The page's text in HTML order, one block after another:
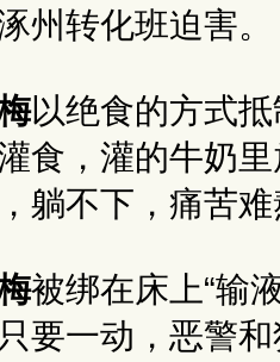
州转化班迫害。
以绝食的方式
食，灌的牛奶
躺不下，痛苦
被绑在床上“输
要一动，恶警